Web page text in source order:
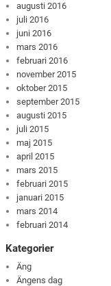
augusti 2016
juli 2016
juni 2016
mars 2016
februari 2016
november 2015
oktober 2015
september 2015
augusti 2015
juli 2015
maj 2015
april 2015
mars 2015
februari 2015
januari 2015
mars 2014
februari 2014
Kategorier
Äng
Ängens dag